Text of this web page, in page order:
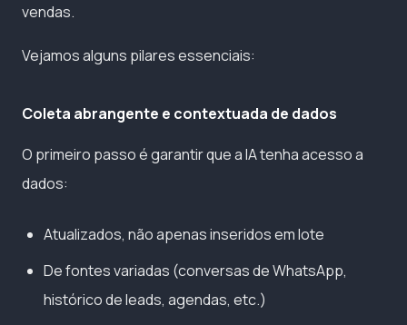
vendas.
Vejamos alguns pilares essenciais:
Coleta abrangente e contextuada de dados
O primeiro passo é garantir que a IA tenha acesso a
dados:
Atualizados, não apenas inseridos em lote
De fontes variadas (conversas de WhatsApp,
histórico de leads, agendas, etc.)